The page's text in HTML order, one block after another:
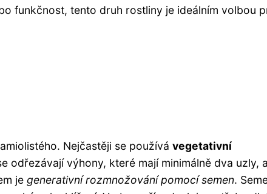
funkčnost, tento druh rostliny je ideálním volbou
Nejčastěji se používá vegetativní
odřezávají výhony, které mají minimálně dva uzly,
je generativní rozmnožování pomocí semen.